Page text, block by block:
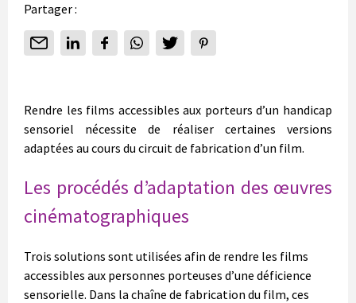
Partager :
Rendre les films accessibles aux porteurs d’un handicap
sensoriel nécessite de réaliser certaines versions
adaptées au cours du circuit de fabrication d’un film.
Les procédés d’adaptation des œuvres
cinématographiques
Trois solutions sont utilisées afin de rendre les films
accessibles aux personnes porteuses d’une déficience
sensorielle. Dans la chaîne de fabrication du film, ces